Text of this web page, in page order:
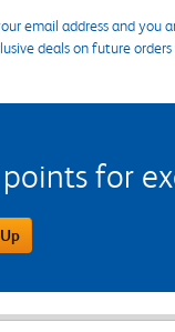
email address and you
deals on future
for